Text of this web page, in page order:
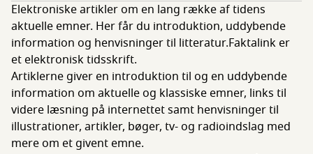
Elektroniske artikler om en lang række af tidens
aktuelle emner. Her får du introduktion, uddybende
information og henvisninger til litteratur.Faktalink er
et elektronisk tidsskrift.
Artiklerne giver en introduktion til og en uddybende
information om aktuelle og klassiske emner, links til
videre læsning på internettet samt henvisninger til
illustrationer, artikler, bøger, tv- og radioindslag med
mere om et givent emne.